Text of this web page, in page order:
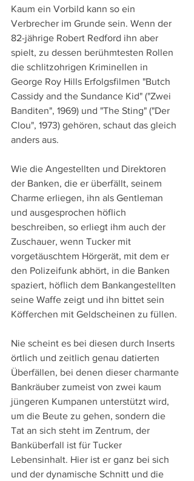
Kaum ein Vorbild kann so ein
Verbrecher im Grunde sein. Wenn der
82-jährige Robert Redford ihn aber
spielt, zu dessen berühmtesten Rollen
die schlitzohrigen Kriminellen in
George Roy Hills Erfolgsfilmen "Butch
Cassidy and the Sundance Kid" ("Zwei
Banditen", 1969) und "The Sting" ("Der
Clou", 1973) gehören, schaut das gleich
anders aus.
Wie die Angestellten und Direktoren
der Banken, die er überfällt, seinem
Charme erliegen, ihn als Gentleman
und ausgesprochen höflich
beschreiben, so erliegt ihm auch der
Zuschauer, wenn Tucker mit
vorgetäuschtem Hörgerät, mit dem er
den Polizeifunk abhört, in die Banken
spaziert, höflich dem Bankangestellten
seine Waffe zeigt und ihn bittet sein
Köfferchen mit Geldscheinen zu füllen.
Nie scheint es bei diesen durch Inserts
örtlich und zeitlich genau datierten
Überfällen, bei denen dieser charmante
Bankräuber zumeist von zwei kaum
jüngeren Kumpanen unterstützt wird,
um die Beute zu gehen, sondern die
Tat an sich steht im Zentrum, der
Banküberfall ist für Tucker
Lebensinhalt. Hier ist er ganz bei sich
und der dynamische Schnitt und die